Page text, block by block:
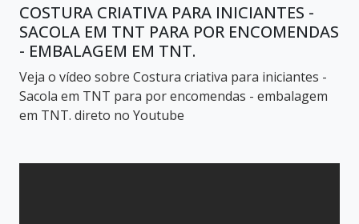
COSTURA CRIATIVA PARA INICIANTES -
SACOLA EM TNT PARA POR ENCOMENDAS
- EMBALAGEM EM TNT.
Veja o vídeo sobre Costura criativa para iniciantes -
Sacola em TNT para por encomendas - embalagem
em TNT. direto no Youtube